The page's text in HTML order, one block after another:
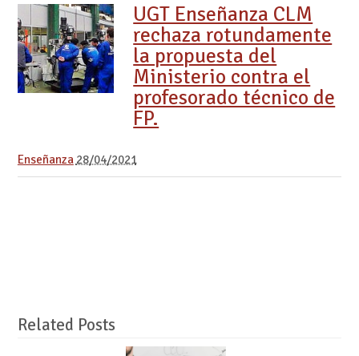
UGT Enseñanza CLM
rechaza rotundamente
la propuesta del
Ministerio contra el
profesorado técnico de
FP.
Enseñanza 28/04/2021
Related Posts